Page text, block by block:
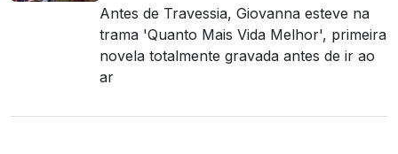
Antes de Travessia, Giovanna esteve na
trama 'Quanto Mais Vida Melhor', primeira
novela totalmente gravada antes de ir ao
ar